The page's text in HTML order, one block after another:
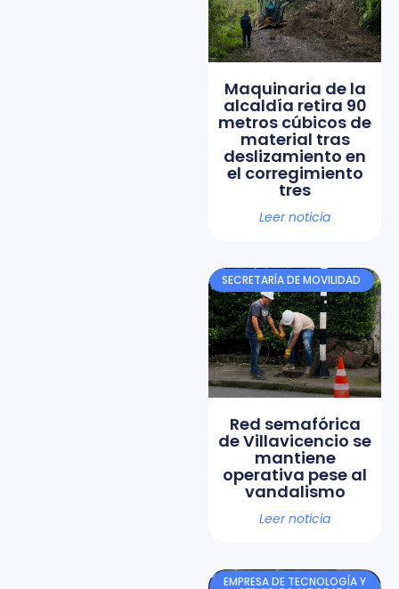
Maquinaria de la
alcaldía retira 90
metros cúbicos de
material tras
deslizamiento en
el corregimiento
tres
Leer noticia
SECRETARÍA DE MOVILIDAD
Red semafórica
de Villavicencio se
mantiene
operativa pese al
vandalismo
Leer noticia
EMPRESA DE TECNOLOGÍA Y